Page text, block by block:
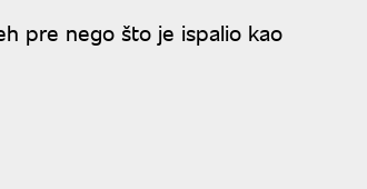
pre nego što je ispalio kao